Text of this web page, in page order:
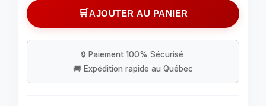
IC
TDA1510
AJOUTER AU PANIER